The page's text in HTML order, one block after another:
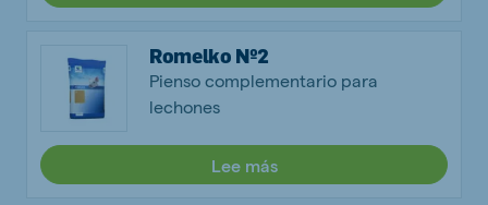
Romelko Nº2
Pienso complementario para
lechones
Lee más